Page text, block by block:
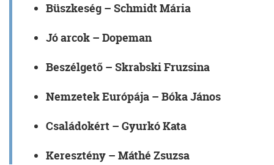
Büszkeség – Schmidt Mária
Jó arcok – Dopeman
Beszélgető – Skrabski Fruzsina
Nemzetek Európája – Bóka János
Családokért – Gyurkó Kata
Keresztény – Máthé Zsuzsa